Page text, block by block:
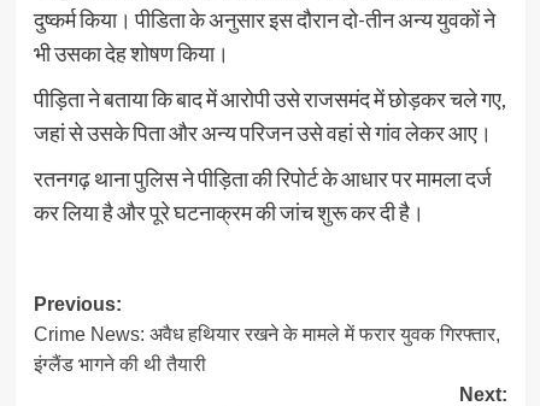
दुष्कर्म किया। पीडिता के अनुसार इस दौरान दो-तीन अन्य युवकों ने
भी उसका देह शोषण किया।
पीड़िता ने बताया कि बाद में आरोपी उसे राजसमंद में छोड़कर चले गए,
जहां से उसके पिता और अन्य परिजन उसे वहां से गांव लेकर आए।
रतनगढ़ थाना पुलिस ने पीड़िता की रिपोर्ट के आधार पर मामला दर्ज
कर लिया है और पूरे घटनाक्रम की जांच शुरू कर दी है।
Post
navigation
Previous:
Crime News: अवैध हथियार रखने के मामले में फरार युवक गिरफ्तार,
इंग्लैंड भागने की थी तैयारी
Next: